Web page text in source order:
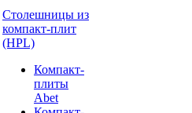
Столешницы из
компакт-плит
(HPL)
Компакт-
плиты
Abet